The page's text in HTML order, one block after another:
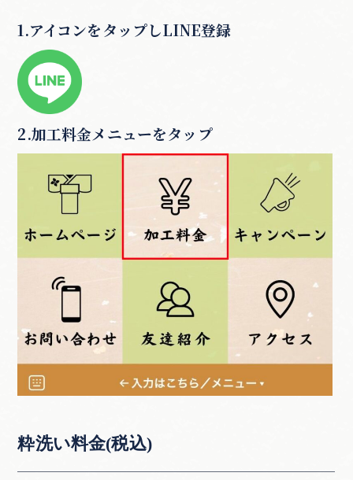
1.アイコンをタップしLINE登録
2.加工料金メニューをタップ
粋洗い料金(税込)